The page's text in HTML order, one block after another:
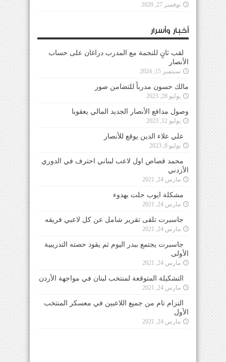
نوفمبر 27, 2020
أخبار وأسرار
لقب ثانٍ للنجمة مع المدرب دراغان على حساب
الأنصار
سبتمبر 15, 2024
مالك حسون مدرباً للتضامن صور
يوليو 28, 2023
وصول مدافع الأنصار الجديد المالي يعقوبا
يوليو 12, 2023
علي علاء الدين يوقع للأنصار
يوليو 8, 2023
محمد قصاص اول لاعب لبناني احترف في الدوري
الأردني
مارس 24, 2021
مشكلة ايوب حلت بهدوء
مارس 24, 2021
جاسبرت تلقى تقرير شامل عن كل لاعبي فريقه
مارس 24, 2021
جاسبرت يجتمع ببدر اليوم ثم يقود حصته التدريبية
الأولى
مارس 24, 2021
التشكيلة المتوقعة لمنتخب لبنان في مواجهة الأردن
مارس 24, 2021
التزام تام من جميع اللاعبين في معسكر المنتخب
الأول
مارس 24, 2021